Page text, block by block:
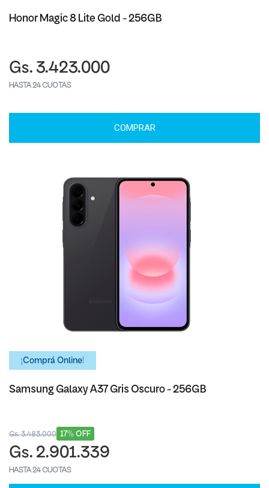
Honor Magic 8 Lite Gold - 256GB
Gs. 3.423.000
HASTA 24 CUOTAS
COMPRAR
¡Comprá Online!
Samsung Galaxy A37 Gris Oscuro - 256GB
17% OFF
Gs. 3.483.000
Gs. 2.901.339
HASTA 24 CUOTAS